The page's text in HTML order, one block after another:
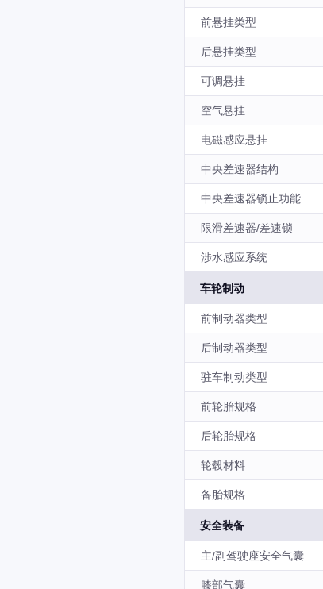
前悬挂类型
后悬挂类型
可调悬挂
空气悬挂
电磁感应悬挂
中央差速器结构
中央差速器锁止功能
限滑差速器/差速锁
涉水感应系统
车轮制动
前制动器类型
后制动器类型
驻车制动类型
前轮胎规格
后轮胎规格
轮毂材料
备胎规格
安全装备
主/副驾驶座安全气囊
膝部气囊